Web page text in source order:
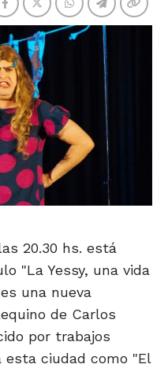
20.30 hs. está
"La Yessy, una vida
una nueva
de Carlos
por trabajos
ciudad como "El